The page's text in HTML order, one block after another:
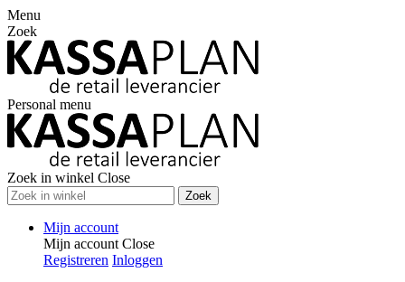
Menu
Zoek
Personal menu
Zoek in winkel Close
Zoek
Mijn account
Mijn account Close
Registreren Inloggen